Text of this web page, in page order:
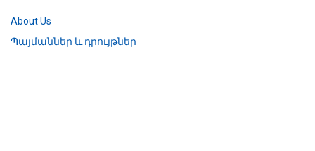
About Us
Պայմաններ և դրույթներ